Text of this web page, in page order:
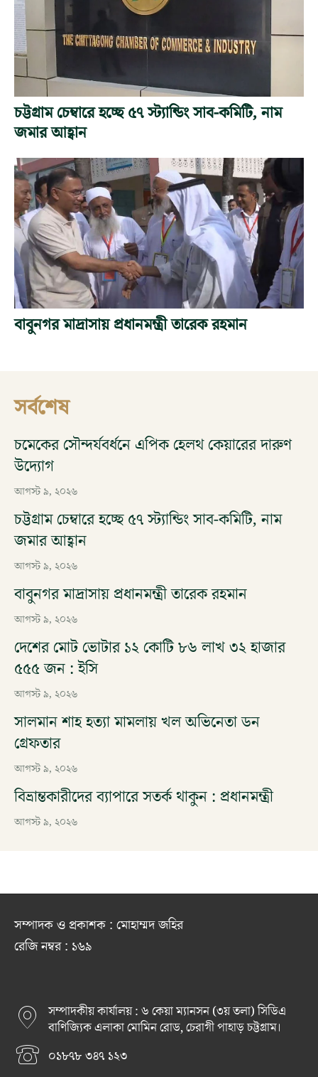
চট্টগ্রাম চেম্বারে হচ্ছে ৫৭ স্ট্যান্ডিং সাব-কমিটি, নাম
জমার আহ্বান
বাবুনগর মাদ্রাসায় প্রধানমন্ত্রী তারেক রহমান
সর্বশেষ
চমেকের সৌন্দর্যবর্ধনে এপিক হেলথ কেয়ারের দারুণ
উদ্যোগ
আগস্ট ৯, ২০২৬
চট্টগ্রাম চেম্বারে হচ্ছে ৫৭ স্ট্যান্ডিং সাব-কমিটি, নাম
জমার আহ্বান
আগস্ট ৯, ২০২৬
বাবুনগর মাদ্রাসায় প্রধানমন্ত্রী তারেক রহমান
আগস্ট ৯, ২০২৬
দেশের মোট ভোটার ১২ কোটি ৮৬ লাখ ৩২ হাজার
৫৫৫ জন : ইসি
আগস্ট ৯, ২০২৬
সালমান শাহ হত্যা মামলায় খল অভিনেতা ডন
গ্রেফতার
আগস্ট ৯, ২০২৬
বিভ্রান্তকারীদের ব্যাপারে সতর্ক থাকুন : প্রধানমন্ত্রী
আগস্ট ৯, ২০২৬
সম্পাদক ও প্রকাশক : মোহাম্মদ জহির
রেজি নম্বর : ১৬৯
সম্পাদকীয় কার্যালয় : ৬ কেয়া ম্যানসন (৩য় তলা) সিডিএ
বাণিজ্যিক এলাকা মোমিন রোড, চেরাগী পাহাড় চট্টগ্রাম।
০১৮৭৮ ৩৪৭ ১২৩